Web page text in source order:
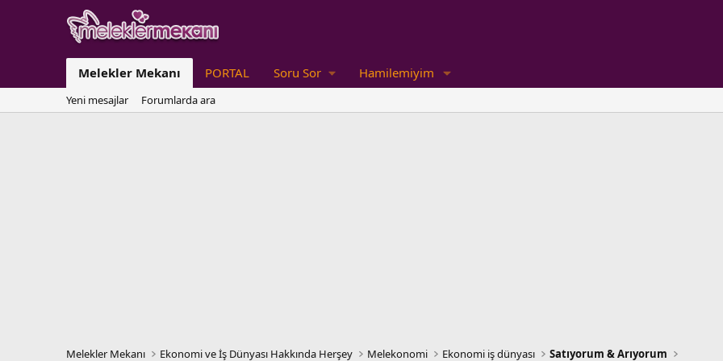
Melekler Mekanı PORTAL Soru Sor Hamilemiyim
Yeni mesajlar Forumlarda ara
Melekler Mekanı Ekonomi ve İş Dünyası Hakkında Herşey Melekonomi Ekonomi iş dünyası Satıyorum & Arıyorum